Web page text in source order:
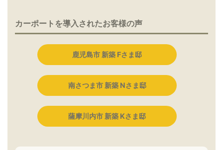
カーポートを導入されたお客様の声
鹿児島市 新築 Fさま邸
南さつま市 新築 Nさま邸
薩摩川内市 新築 Kさま邸